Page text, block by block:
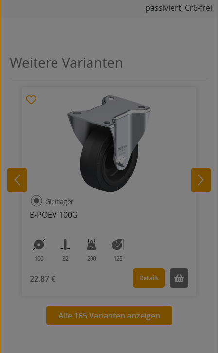
passiviert, Cr6-frei
Produktgalerie überspringen
Weitere Varianten
B-POEV 100G
Gleitlager
100 32 200 125
22,87 € Details
Alle 165 Varianten anzeigen